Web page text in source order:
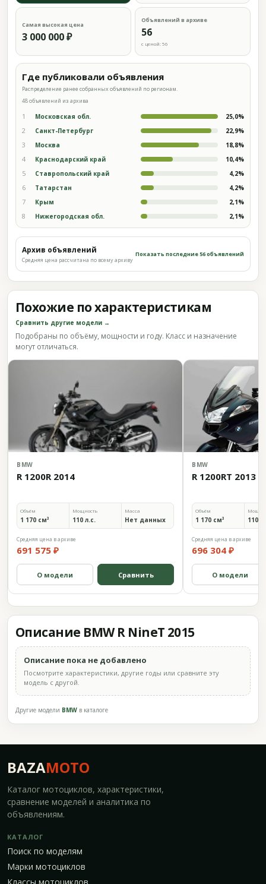
Самая высокая цена
3 000 000 ₽
Объявлений в архиве
56
с ценой: 56
Где публиковали объявления
Распределение ранее собранных объявлений по регионам.
48 объявлений из архива
1 Московская обл. 25,0%
2 Санкт-Петербург 22,9%
3 Москва 18,8%
4 Краснодарский край 10,4%
5 Ставропольский край 4,2%
6 Татарстан 4,2%
7 Крым 2,1%
8 Нижегородская обл. 2,1%
Архив объявлений
Средняя цена рассчитана по всему архиву
Показать последние 56 объявлений
Похожие по характеристикам
Сравнить другие модели →
Подобраны по объёму, мощности и году. Класс и назначение
могут отличаться.
BMW
R 1200R 2014
Объём
1 170 см³
Мощность
110 л.с.
Масса
Нет данных
Средняя цена в архиве
691 575 ₽
О модели Сравнить
BMW
R 1200RT 2013
Объём
1 170 см³ 110
Средняя цена в архиве
696 304 ₽
О модели
Описание BMW R NineT 2015
Описание пока не добавлено
Посмотрите характеристики, другие годы или сравните эту
модель с другой.
Другие модели BMW в каталоге
BAZAMOTO
Каталог мотоциклов, характеристики,
сравнение моделей и аналитика по
объявлениям.
КАТАЛОГ
Поиск по моделям
Марки мотоциклов